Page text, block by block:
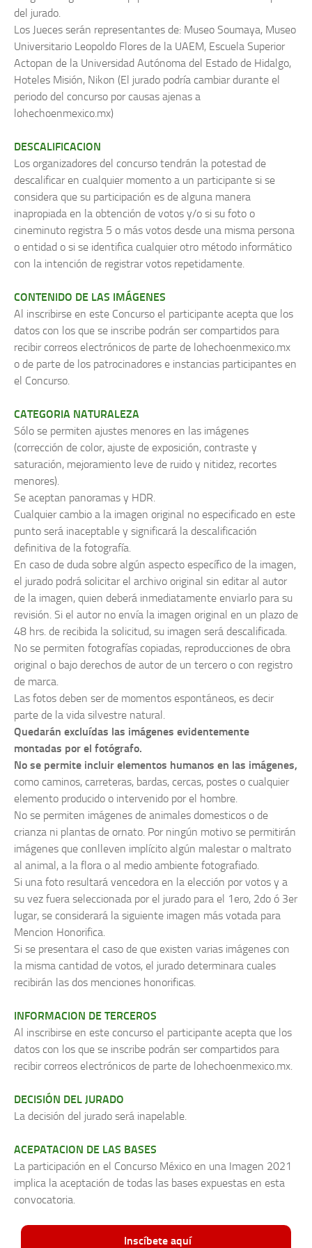
del jurado.
Los Jueces serán representantes de: Museo Soumaya, Museo
Universitario Leopoldo Flores de la UAEM, Escuela Superior
Actopan de la Universidad Autónoma del Estado de Hidalgo,
Hoteles Misión, Nikon (El jurado podría cambiar durante el
periodo del concurso por causas ajenas a
lohechoenmexico.mx)
DESCALIFICACION
Los organizadores del concurso tendrán la potestad de
descalificar en cualquier momento a un participante si se
considera que su participación es de alguna manera
inapropiada en la obtención de votos y/o si su foto o
cineminuto registra 5 o más votos desde una misma persona
o entidad o si se identifica cualquier otro método informático
con la intención de registrar votos repetidamente.
CONTENIDO DE LAS IMÁGENES
Al inscribirse en este Concurso el participante acepta que los
datos con los que se inscribe podrán ser compartidos para
recibir correos electrónicos de parte de lohechoenmexico.mx
o de parte de los patrocinadores e instancias participantes en
el Concurso.
CATEGORIA NATURALEZA
Sólo se permiten ajustes menores en las imágenes
(corrección de color, ajuste de exposición, contraste y
saturación, mejoramiento leve de ruido y nitidez, recortes
menores).
Se aceptan panoramas y HDR.
Cualquier cambio a la imagen original no especificado en este
punto será inaceptable y significará la descalificación
definitiva de la fotografía.
En caso de duda sobre algún aspecto específico de la imagen,
el jurado podrá solicitar el archivo original sin editar al autor
de la imagen, quien deberá inmediatamente enviarlo para su
revisión. Si el autor no envía la imagen original en un plazo de
48 hrs. de recibida la solicitud, su imagen será descalificada.
No se permiten fotografías copiadas, reproducciones de obra
original o bajo derechos de autor de un tercero o con registro
de marca.
Las fotos deben ser de momentos espontáneos, es decir
parte de la vida silvestre natural.
Quedarán excluídas las imágenes evidentemente
montadas por el fotógrafo.
No se permite incluir elementos humanos en las imágenes,
como caminos, carreteras, bardas, cercas, postes o cualquier
elemento producido o intervenido por el hombre.
No se permiten imágenes de animales domesticos o de
crianza ni plantas de ornato. Por ningún motivo se permitirán
imágenes que conlleven implícito algún malestar o maltrato
al animal, a la flora o al medio ambiente fotografiado.
Si una foto resultará vencedora en la elección por votos y a
su vez fuera seleccionada por el jurado para el 1ero, 2do ó 3er
lugar, se considerará la siguiente imagen más votada para
Mencion Honorifica.
Si se presentara el caso de que existen varias imágenes con
la misma cantidad de votos, el jurado determinara cuales
recibirán las dos menciones honorificas.
INFORMACION DE TERCEROS
Al inscribirse en este concurso el participante acepta que los
datos con los que se inscribe podrán ser compartidos para
recibir correos electrónicos de parte de lohechoenmexico.mx.
DECISIÓN DEL JURADO
La decisión del jurado será inapelable.
ACEPATACION DE LAS BASES
La participación en el Concurso México en una Imagen 2021
implica la aceptación de todas las bases expuestas en esta
convocatoria.
Inscíbete aquí